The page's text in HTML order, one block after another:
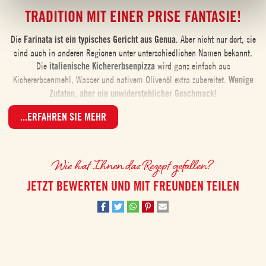
TRADITION MIT EINER PRISE FANTASIE!
DieFarinata ist ein typisches Gericht aus Genua. Aber nicht nur dort, sie
sind auch in anderen Regionen unter unterschiedlichen Namen bekannt.
Dieitalienische Kichererbsenpizzawird ganz einfach aus
Kichererbsenmehl, Wasser und nativem Olivenöl extra zubereitet. Wenige
Zutaten, aber ein unwiderstehlicher Geschmack!
Absolut! Durch die Zugabe von passierten Tomaten zum Teig erhält die
Farinata nicht nur eine hübsche rote Farbe, sondern auch eine süßliche
Note, die wunderbar mit dem Kichererbsenmehl harmoniert.
Das Highlight ist eine Füllung aus Auberginen, pflanzlichem Stracchino-
...ERFAHREN SIE MEHR
Wie hat Ihnen das Rezept gefallen?
JETZT BEWERTEN UND MIT FREUNDEN TEILEN